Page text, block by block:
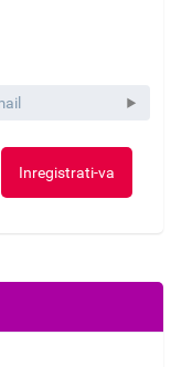
Inregistrati-va